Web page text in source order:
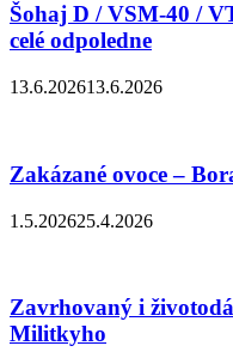
Šohaj D / VSM-40 /
celé odpoledne
13.6.202613.6.2026
Zakázané ovoce –
1.5.202625.4.2026
Zavrhovaný i
Militkyho